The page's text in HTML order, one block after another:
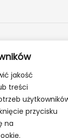
jakość
treści
przycisku
na